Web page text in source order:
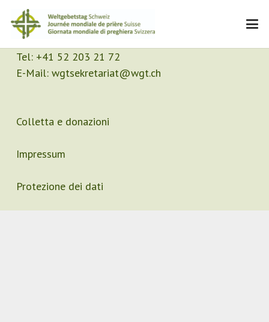
Contatto
Segretariato
Tel: +41 52 203 21 72
E-Mail: wgtsekretariat@wgt.ch
Colletta e donazioni
Impressum
Protezione dei dati